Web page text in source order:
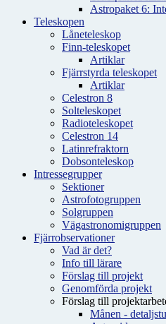
Astropaket 6:
Teleskopen
Låneteleskop
Finn-teleskopet
Artiklar
Fjärrstyrda teleskopet
Artiklar
Celestron 8
Solteleskopet
Radioteleskopet
Celestron 14
Latinrefraktorn
Dobsonteleskop
Intressegrupper
Sektioner
Astrofotogruppen
Solgruppen
Vägastronomigruppen
Fjärrobservationer
Vad är det?
Info till lärare
Förslag till projekt
Genomförda projekt
Förslag till
Månen -